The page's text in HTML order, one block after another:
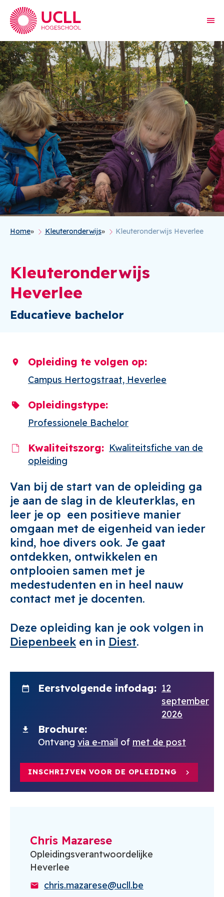
Kruimelpad
Home Kleuteronderwijs Kleuteronderwijs Heverlee
Kleuteronderwijs
Heverlee
Educatieve bachelor
Opleiding te volgen op
Campus Hertogstraat, Heverlee
Opleidingstype
Professionele Bachelor
Kwaliteitszorg
Kwaliteitsfiche van de
opleiding
Van bij de start van de opleiding ga
je aan de slag in de kleuterklas, en
leer je op een positieve manier
omgaan met de eigenheid van ieder
kind, hoe divers ook. Je gaat
ontdekken, ontwikkelen en
ontplooien samen met je
medestudenten en in heel nauw
contact met je docenten.
Deze opleiding kan je ook volgen in
Diepenbeek en in Diest.
Eerstvolgende infodag
12
september
2026
Brochure
Ontvang via e-mail of met de post
INSCHRIJVEN VOOR DE OPLEIDING
Chris Mazarese
Opleidingsverantwoordelijke
Heverlee
chris.mazarese@ucll.be